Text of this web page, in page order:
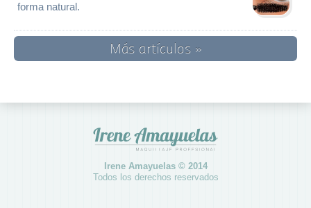
forma natural.
Más artículos »
Irene Amayuelas © 2014
Todos los derechos reservados